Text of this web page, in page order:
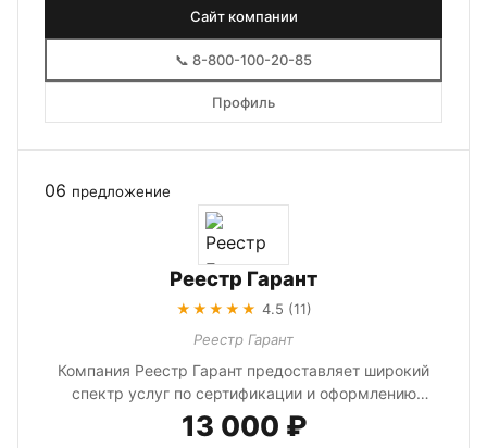
Сайт компании
📞 8-800-100-20-85
Профиль
06 предложение
Реестр Гарант
★★★★★ 4.5 (11)
Реестр Гарант
Компания Реестр Гарант предоставляет широкий
спектр услуг по сертификации и оформлению
документов. Специализируется на п...
13 000 ₽